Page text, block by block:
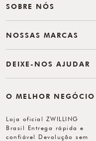
SOBRE NÓS
NOSSAS MARCAS
DEIXE-NOS AJUDAR
O MELHOR NEGÓCIO
Loja oficial ZWILLING
Brasil Entrega rápida e
confiável Devolução sem